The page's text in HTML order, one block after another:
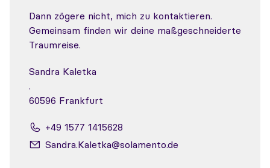
Dann zögere nicht, mich zu kontaktieren.
Gemeinsam finden wir deine maßgeschneiderte
Traumreise.
Sandra Kaletka
.
60596 Frankfurt
+49 1577 1415628
Sandra.Kaletka@solamento.de